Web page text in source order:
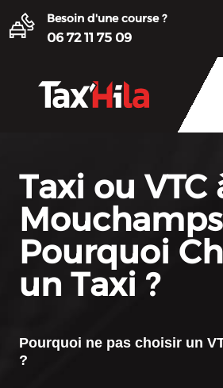
Besoin d'une course ?
06 72 11 75 09
Taxi ou VTC
Pourquoi
un Taxi ?
Pourquoi ne pas choisir un
?